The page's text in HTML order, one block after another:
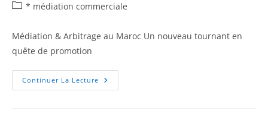
* médiation commerciale
Médiation & Arbitrage au Maroc Un nouveau tournant en
quête de promotion
Continuer La Lecture